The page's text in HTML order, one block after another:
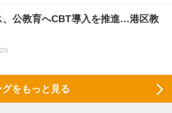
、公教育へCBT導入を推進…港区教
をもっと見る